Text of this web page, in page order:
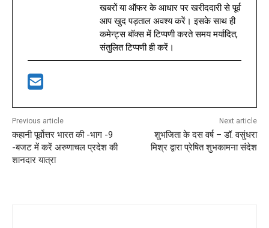
खबरों या ऑफर के आधार पर खरीददारी से पूर्व
आप खुद पड़ताल अवश्य करें। इसके साथ ही
कमेन्ट्स बॉक्स में टिप्पणी करते समय मर्यादित,
संतुलित टिप्पणी ही करें।
Previous article
कहानी पूर्वोत्तर भारत की -भाग -9
-बजट में करें अरुणाचल प्रदेश की
शानदार यात्रा
Next article
शुभजिता के दस वर्ष – डॉ. वसुंधरा
मिश्र द्वारा प्रेषित शुभकामना संदेश